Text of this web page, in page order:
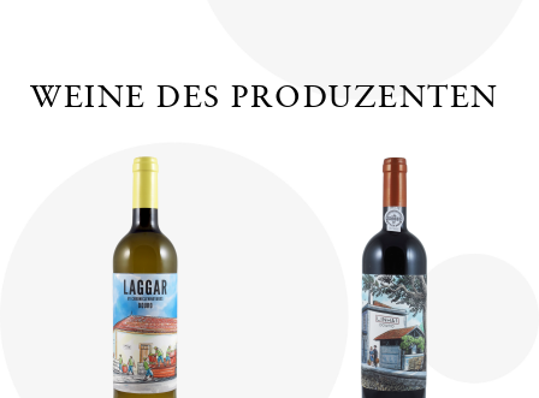
WEINE DES PRODUZENTEN